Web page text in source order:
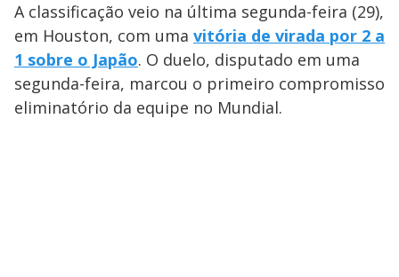
A classificação veio na última segunda-feira (29),
em Houston, com uma vitória de virada por 2 a
1 sobre o Japão. O duelo, disputado em uma
segunda-feira, marcou o primeiro compromisso
eliminatório da equipe no Mundial.